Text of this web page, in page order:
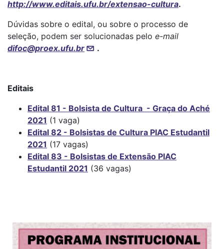
http://www.editais.ufu.br/extensao-cultura.
Dúvidas sobre o edital, ou sobre o processo de
seleção, podem ser solucionadas pelo e-mail
difoc@proex.ufu.br
.
Editais
Edital 81 - Bolsista de Cultura - Graça do Aché
2021 (1 vaga)
Edital 82 - Bolsistas de Cultura PIAC Estudantil
2021 (17 vagas)
Edital 83 - Bolsistas de Extensão PIAC
Estudantil 2021 (36 vagas)